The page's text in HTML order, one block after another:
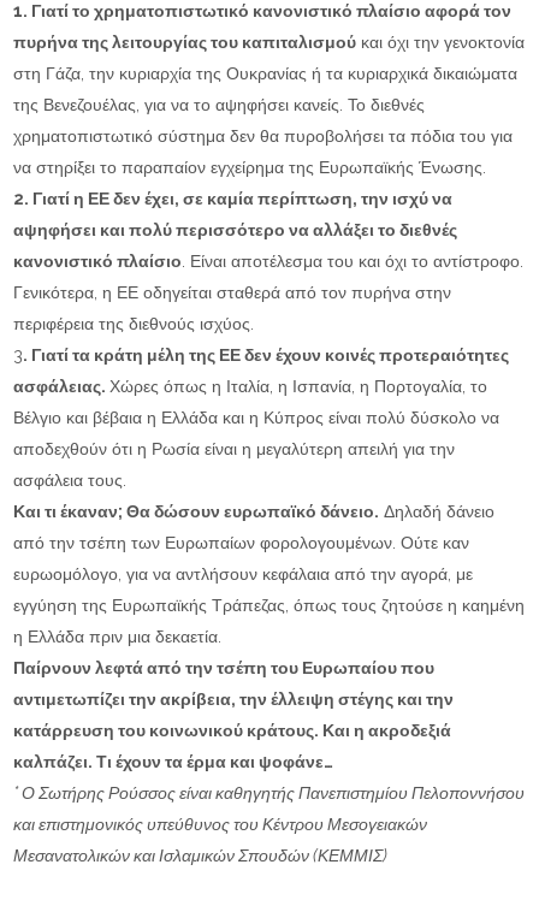
1. Γιατί το χρηματοπιστωτικό κανονιστικό πλαίσιο αφορά τον
πυρήνα της λειτουργίας του καπιταλισμού και όχι την γενοκτονία
στη Γάζα, την κυριαρχία της Ουκρανίας ή τα κυριαρχικά δικαιώματα
της Βενεζουέλας, για να το αψηφήσει κανείς. Το διεθνές
χρηματοπιστωτικό σύστημα δεν θα πυροβολήσει τα πόδια του για
να στηρίξει το παραπαίον εγχείρημα της Ευρωπαϊκής Ένωσης.
2. Γιατί η ΕΕ δεν έχει, σε καμία περίπτωση, την ισχύ να
αψηφήσει και πολύ περισσότερο να αλλάξει το διεθνές
κανονιστικό πλαίσιο . Είναι αποτέλεσμα του και όχι το αντίστροφο.
Γενικότερα, η ΕΕ οδηγείται σταθερά από τον πυρήνα στην
περιφέρεια της διεθνούς ισχύος.
3. Γιατί τα κράτη μέλη της ΕΕ δεν έχουν κοινές προτεραιότητες
ασφάλειας. Χώρες όπως η Ιταλία, η Ισπανία, η Πορτογαλία, το
Βέλγιο και βέβαια η Ελλάδα και η Κύπρος είναι πολύ δύσκολο να
αποδεχθούν ότι η Ρωσία είναι η μεγαλύτερη απειλή για την
ασφάλεια τους.
Και τι έκαναν; Θα δώσουν ευρωπαϊκό δάνειο. Δηλαδή δάνειο
από την τσέπη των Ευρωπαίων φορολογουμένων. Ούτε καν
ευρωομόλογο, για να αντλήσουν κεφάλαια από την αγορά, με
εγγύηση της Ευρωπαϊκής Τράπεζας, όπως τους ζητούσε η καημένη
η Ελλάδα πριν μια δεκαετία.
Παίρνουν λεφτά από την τσέπη του Ευρωπαίου που
αντιμετωπίζει την ακρίβεια, την έλλειψη στέγης και την
κατάρρευση του κοινωνικού κράτους. Και η ακροδεξιά
καλπάζει. Τι έχουν τα έρμα και ψοφάνε…
* Ο Σωτήρης Ρούσσος είναι καθηγητής Πανεπιστημίου Πελοποννήσου
και επιστημονικός υπεύθυνος του Κέντρου Μεσογειακών
Μεσανατολικών και Ισλαμικών Σπουδών (ΚΕΜΜΙΣ)